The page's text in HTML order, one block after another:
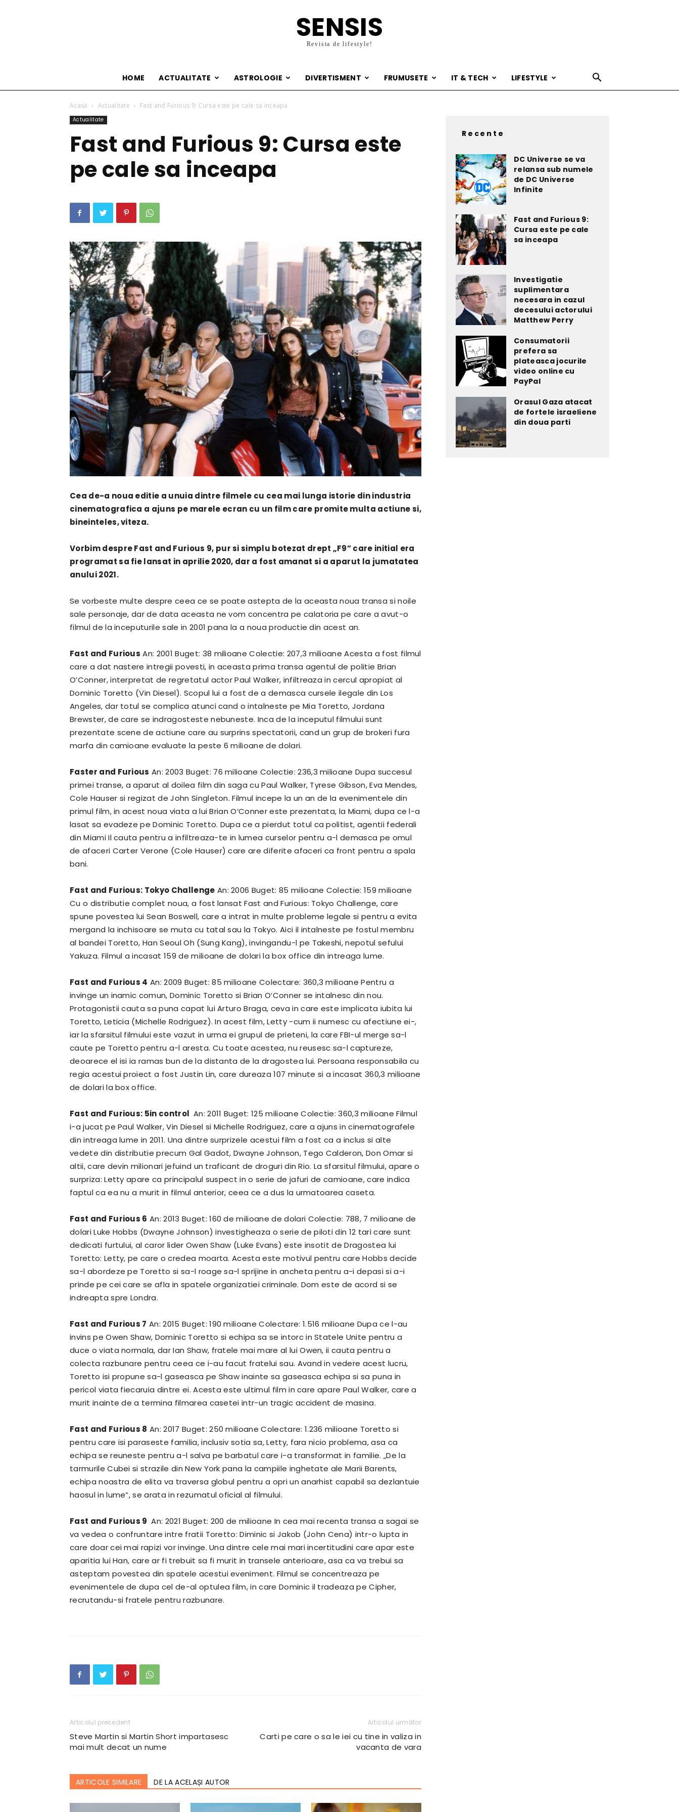
SENSIS
Revista de lifestyle!
HOME ACTUALITATE ASTROLOGIE DIVERTISMENT FRUMUSETE IT & TECH LIFESTYLE
Acasă Actualitate Fast and Furious 9: Cursa este pe cale sa inceapa
Actualitate
Fast and Furious 9: Cursa este
pe cale sa inceapa
Cea de-a noua editie a unuia dintre filmele cu cea mai lunga istorie din industria
cinematografica a ajuns pe marele ecran cu un film care promite multa actiune si,
bineinteles, viteza.
Vorbim despre Fast and Furious 9, pur si simplu botezat drept „F9” care initial era
programat sa fie lansat in aprilie 2020, dar a fost amanat si a aparut la jumatatea
anului 2021.
Se vorbeste multe despre ceea ce se poate astepta de la aceasta noua transa si noile
sale personaje, dar de data aceasta ne vom concentra pe calatoria pe care a avut-o
filmul de la inceputurile sale in 2001 pana la a noua productie din acest an.
Fast and Furious An: 2001 Buget: 38 milioane Colectie: 207,3 milioane Acesta a fost filmul
care a dat nastere intregii povesti, in aceasta prima transa agentul de politie Brian
O’Conner, interpretat de regretatul actor Paul Walker, infiltreaza in cercul apropiat al
Dominic Toretto (Vin Diesel). Scopul lui a fost de a demasca cursele ilegale din Los
Angeles, dar totul se complica atunci cand o intalneste pe Mia Toretto, Jordana
Brewster, de care se indragosteste nebuneste. Inca de la inceputul filmului sunt
prezentate scene de actiune care au surprins spectatorii, cand un grup de brokeri fura
marfa din camioane evaluate la peste 6 milioane de dolari.
Faster and Furious An: 2003 Buget: 76 milioane Colectie: 236,3 milioane Dupa succesul
primei transe, a aparut al doilea film din saga cu Paul Walker, Tyrese Gibson, Eva Mendes,
Cole Hauser si regizat de John Singleton.Filmul incepe la un an de la evenimentele din
primul film, in acest noua viata a lui Brian O’Conner este prezentata, la Miami, dupa ce l-a
lasat sa evadeze pe Dominic Toretto. Dupa ce a pierdut totul ca politist, agentii federali
din Miami Il cauta pentru a infiltreaza-te in lumea curselor pentru a-l demasca pe omul
de afaceri Carter Verone (Cole Hauser) care are diferite afaceri ca front pentru a spala
bani.
Fast and Furious: Tokyo Challenge An: 2006 Buget: 85 milioane Colectie: 159 milioane
Cu o distributie complet noua, a fost lansat Fast and Furious: Tokyo Challenge, care
spune povestea lui Sean Boswell, care a intrat in multe probleme legale si pentru a evita
mergand la inchisoare se muta cu tatal sau la Tokyo. Aici il intalneste pe fostul membru
al bandei Toretto, Han Seoul Oh (Sung Kang), invingandu-l pe Takeshi, nepotul sefului
Yakuza. Filmul a incasat 159 de milioane de dolari la box office din intreaga lume.
Fast and Furious 4 An: 2009 Buget: 85 milioane Colectare: 360,3 milioane Pentru a
invinge un inamic comun, Dominic Toretto si Brian O’Conner se intalnesc din nou.
Protagonistii cauta sa puna capat lui Arturo Braga, ceva in care este implicata iubita lui
Toretto, Leticia (Michelle Rodriguez).In acest film, Letty -cum ii numesc cu afectiune ei-,
iar la sfarsitul filmului este vazut in urma ei grupul de prieteni, la care FBI-ul merge sa-l
caute pe Toretto pentru a-l aresta. Cu toate acestea, nu reusesc sa-l captureze,
deoarece el isi ia ramas bun de la distanta de la dragostea lui. Persoana responsabila cu
regia acestui proiect a fost Justin Lin, care dureaza 107 minute si a incasat 360,3 milioane
de dolari la box office.
Fast and Furious: 5in control An: 2011 Buget: 125 milioane Colectie: 360,3 milioane Filmul
i-a jucat pe Paul Walker, Vin Diesel si Michelle Rodriguez, care a ajuns in cinematografele
din intreaga lume in 2011. Una dintre surprizele acestui film a fost ca a inclus si alte
vedete din distributie precum Gal Gadot, Dwayne Johnson, Tego Calderon, Don Omar si
altii, care devin milionari jefuind un traficant de droguri din Rio. La sfarsitul filmului, apare o
surpriza: Letty apare ca principalul suspect in o serie de jafuri de camioane, care indica
faptul ca ea nu a murit in filmul anterior, ceea ce a dus la urmatoarea caseta.
Fast and Furious 6 An: 2013 Buget: 160 de milioane de dolari Colectie: 788, 7 milioane de
dolari Luke Hobbs (Dwayne Johnson) investigheaza o serie de piloti din 12 tari care sunt
dedicati furtului, al caror lider Owen Shaw (Luke Evans) este insotit de Dragostea lui
Toretto: Letty, pe care o credea moarta.Acesta este motivul pentru care Hobbs decide
sa-l abordeze pe Toretto si sa-l roage sa-l sprijine in ancheta pentru a-i depasi si a-i
prinde pe cei care se afla in spatele organizatiei criminale. Dom este de acord si se
indreapta spre Londra.
Fast and Furious 7 An: 2015 Buget: 190 milioane Colectare: 1.516 milioane Dupa ce l-au
invins pe Owen Shaw, Dominic Toretto si echipa sa se intorc in Statele Unite pentru a
duce o viata normala, dar Ian Shaw, fratele mai mare al lui Owen, ii cauta pentru a
colecta razbunare pentru ceea ce i-au facut fratelui sau. Avand in vedere acest lucru,
Toretto isi propune sa-l gaseasca pe Shaw inainte sa gaseasca echipa si sa puna in
pericol viata fiecaruia dintre ei.Acesta este ultimul film in care apare Paul Walker, care a
murit inainte de a termina filmarea casetei intr-un tragic accident de masina.
Fast and Furious 8 An: 2017 Buget: 250 milioane Colectare: 1.236 milioane Toretto si
pentru care isi paraseste familia, inclusiv sotia sa, Letty, fara nicio problema, asa ca
echipa se reuneste pentru a-l salva pe barbatul care i-a transformat in familie. „De la
tarmurile Cubei si strazile din New York pana la campiile inghetate ale Marii Barents,
echipa noastra de elita va traversa globul pentru a opri un anarhist capabil sa dezlantuie
haosul in lume”, se arata in rezumatul oficial al filmului.
Fast and Furious 9 An: 2021 Buget: 200 de milioane In cea mai recenta transa a sagai se
va vedea o confruntare intre fratii Toretto: Diminic si Jakob (John Cena) intr-o lupta in
care doar cei mai rapizi vor invinge.Una dintre cele mai mari incertitudini care apar este
aparitia lui Han, care ar fi trebuit sa fi murit in transele anterioare, asa ca va trebui sa
asteptam povestea din spatele acestui eveniment. Filmul se concentreaza pe
evenimentele de dupa cel de-al optulea film, in care Dominic il tradeaza pe Cipher,
recrutandu-si fratele pentru razbunare.
Articolul precedent
Steve Martin si Martin Short impartasesc
mai mult decat un nume
Articolul următor
Carti pe care o sa le iei cu tine in valiza in
vacanta de vara
ARTICOLE SIMILARE DE LA ACELAȘI AUTOR
Recente
DC Universe se va
relansa sub numele
de DC Universe
Infinite
Fast and Furious 9:
Cursa este pe cale
sa inceapa
Investigatie
suplimentara
necesara in cazul
decesului actorului
Matthew Perry
Consumatorii
prefera sa
plateasca jocurile
video online cu
PayPal
Orasul Gaza atacat
de fortele israeliene
din doua parti